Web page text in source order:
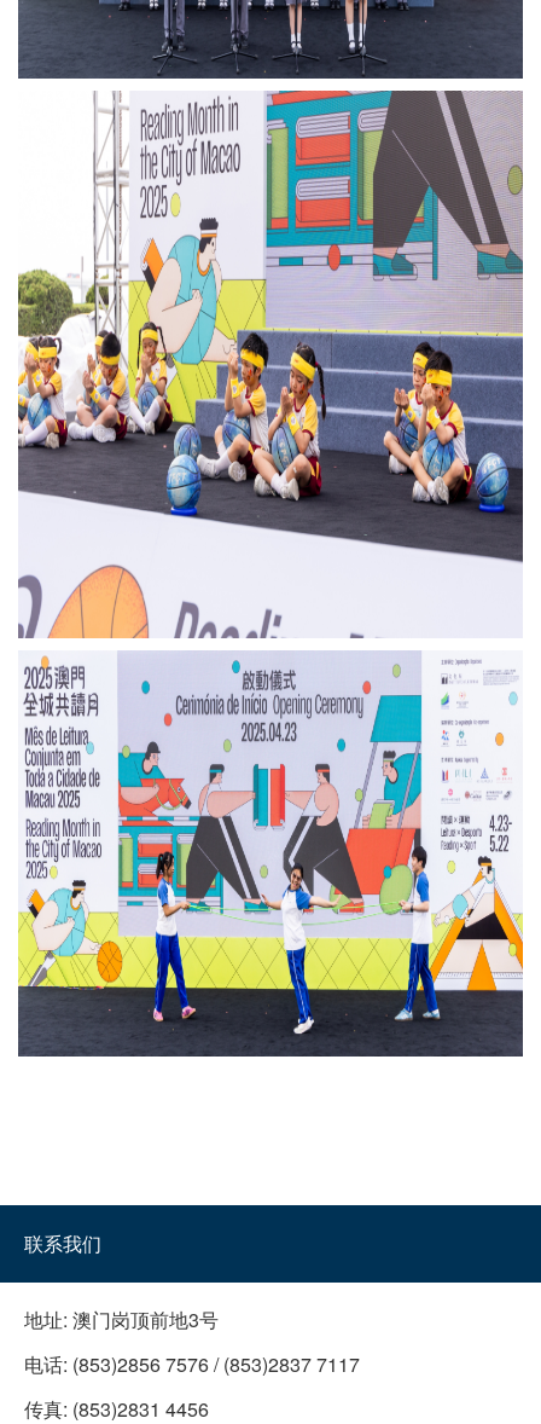
联系我们
地址: 澳门岗顶前地3号
电话: (853)2856 7576 / (853)2837 7117
传真: (853)2831 4456